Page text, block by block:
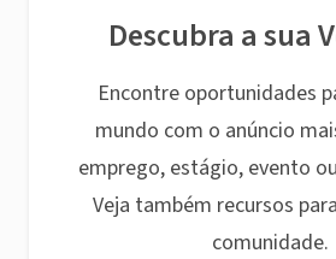
Descubra a sua
Encontre oportunidades
mundo com o anúncio
emprego, estágio, evento
Veja também recursos
comunidade.